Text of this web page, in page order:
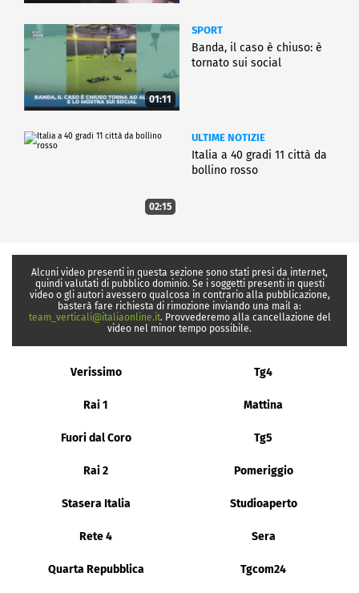
01:11
SPORT
Banda, il caso è chiuso: è
tornato sui social
02:15
ULTIME NOTIZIE
Italia a 40 gradi 11 città da
bollino rosso
Alcuni video presenti in questa sezione sono stati presi da internet,
quindi valutati di pubblico dominio. Se i soggetti presenti in questi
video o gli autori avessero qualcosa in contrario alla pubblicazione,
basterà fare richiesta di rimozione inviando una mail a:
team_verticali@italiaonline.it. Provvederemo alla cancellazione del
video nel minor tempo possibile.
Verissimo Tg4
Rai 1 Mattina
Fuori dal Coro Tg5
Rai 2 Pomeriggio
Stasera Italia Studioaperto
Rete 4 Sera
Quarta Repubblica Tgcom24